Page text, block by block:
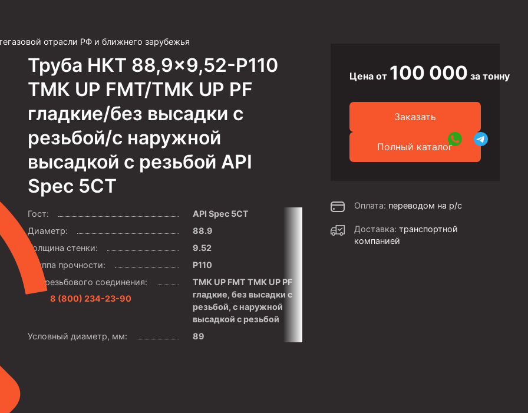
отрасли РФ и ближнего зарубежья
8 (800) 234-23-90
Труба НКТ 88,9×9,52-P110
ТМК UP FMT/ТМК UP PF
гладкие/без высадки с
резьбой/с наружной
высадкой с резьбой API
Spec 5CT
Гост:
API Spec 5CT
Диаметр:
88.9
Толщина стенки:
9.52
Группа прочности:
P110
Тип резьбового соединения:
ТМК UP FMT ТМК UP PF
гладкие, без высадки с
резьбой, с наружной
высадкой с резьбой
Условный диаметр, мм:
89
Цена от 100 000 за тонну
Заказать
Полный каталог
Оплата: переводом на р/с
Доставка: транспортной
компанией